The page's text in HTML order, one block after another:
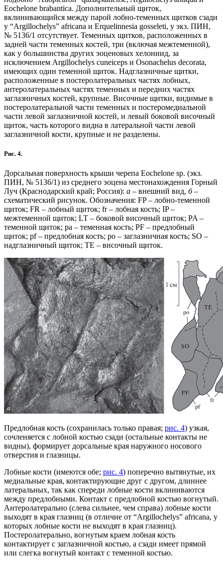
Eochelone brabantica. Дополнительный щиток,
вклинивающийся между парой лобно-теменных щитков сзади
у “Argillochelys” africana и Erquelinnesia gosseleti, у экз. ПИН,
№ 5136/1 отсутствует. Теменных щитков, расположенных в
задней части теменных костей, три (включая межтеменной),
как у большинства других эоценовых хелониид, за
исключением Argillochelys cuneiceps и Osonachelus decorata,
имеющих один теменной щиток. Надглазничные щитки,
расположенные в постеролатеральных частях лобных,
антеролатеральных частях теменных и передних частях
заглазничных костей, крупные. Височные щитки, видимые в
постеролатеральной части теменных и постеромедиальной
части левой заглазничной костей, и левый боковой височный
щиток, часть которого видна в латеральной части левой
заглазничной кости, крупные и не разделены.
Рис. 4.
Дорсальная поверхность крыши черепа Eochelone sp. (экз.
ПИН, № 5136/1) из среднего эоцена местонахождения Горный
Луч (Краснодарский край; Россия): а – внешний вид, б–
схематический рисунок. Обозначения: FP – лобно-теменной
щиток; FR – лобный щиток; fr – лобная кость; IP –
межтеменной щиток; LT – боковой височный щиток; PA –
теменной щиток; pa – теменная кость; PF – предлобный
щиток; pf – предлобная кость; po – заглазничная кость; SO –
надглазничный щиток; TE – височный щиток.
Предлобная кость (сохранилась только правая; рис. 4) узкая,
сочленяется с лобной костью сзади (остальные контакты не
видны), формирует дорсальные края наружного носового
отверстия и глазницы.
Лобные кости (имеются обе; рис. 4) поперечно вытянутые, их
медиальные края, контактирующие друг с другом, длиннее
латеральных, так как спереди лобные кости вклиниваются
между предлобными. Контакт с предлобной костью вогнутый.
Антеролатерально (слева сильнее, чем справа) лобные кости
выходят в края глазниц (в отличие от “Argillochelys” africana, у
которых лобные кости не выходят в края глазниц).
Постеролатерально, вогнутым краем лобная кость
контактирует с заглазничной костью, а сзади имеет прямой
или слегка вогнутый контакт с теменной костью.